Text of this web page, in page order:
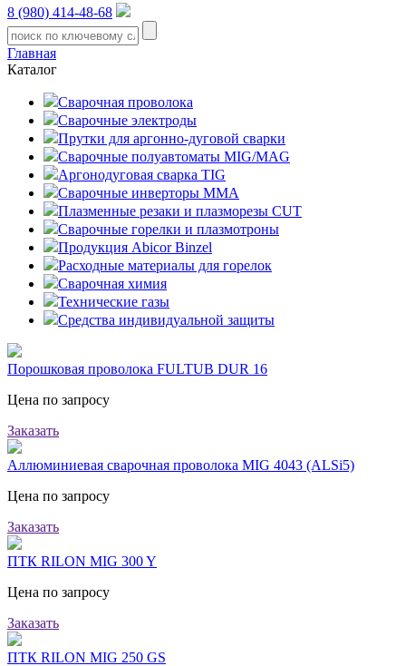
8 (980) 414-48-68
Главная
Каталог
Сварочная проволока
Сварочные электроды
Прутки для аргонно-дуговой сварки
Сварочные полуавтоматы MIG/MAG
Аргонодуговая сварка TIG
Сварочные инверторы MMA
Плазменные резаки и плазморезы CUT
Сварочные горелки и плазмотроны
Продукция Abicor Binzel
Расходные материалы для горелок
Сварочная химия
Технические газы
Средства индивидуальной защиты
Порошковая проволока FULTUB DUR 16
Цена по запросу
Заказать
Аллюминиевая сварочная проволока MIG 4043 (ALSi5)
Цена по запросу
Заказать
ПТК RILON MIG 300 Y
Цена по запросу
Заказать
ПТК RILON MIG 250 GS